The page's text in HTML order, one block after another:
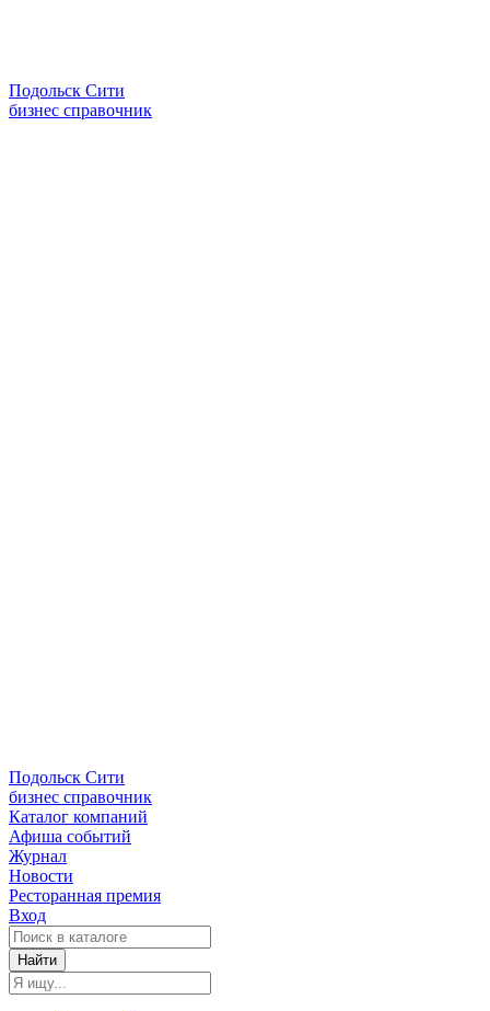
Подольск Сити
бизнес справочник
Подольск Сити
бизнес справочник
Каталог компаний
Афиша событий
Журнал
Новости
Ресторанная премия
Вход
Найти